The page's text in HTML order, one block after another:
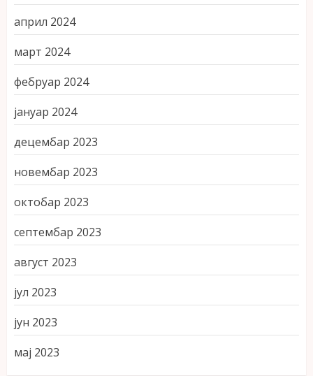
април 2024
март 2024
фебруар 2024
јануар 2024
децембар 2023
новембар 2023
октобар 2023
септембар 2023
август 2023
јул 2023
јун 2023
мај 2023